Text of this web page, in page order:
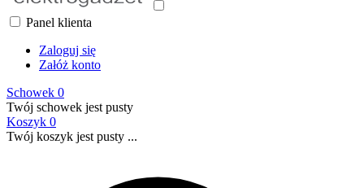
Panel klienta
Zaloguj się
Załóż konto
Schowek 0
Twój schowek jest pusty
Koszyk 0
Twój koszyk jest pusty ...